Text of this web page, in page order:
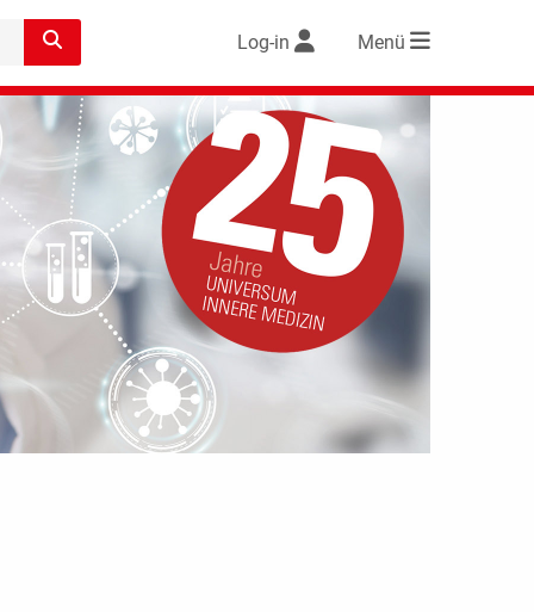
Log-in Menü